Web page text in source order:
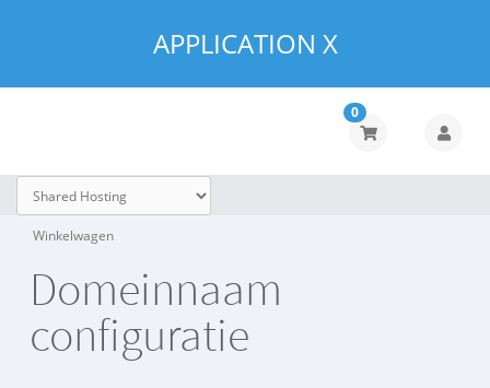
APPLICATION X
0
Winkelwagen
Domeinnaam
configuratie